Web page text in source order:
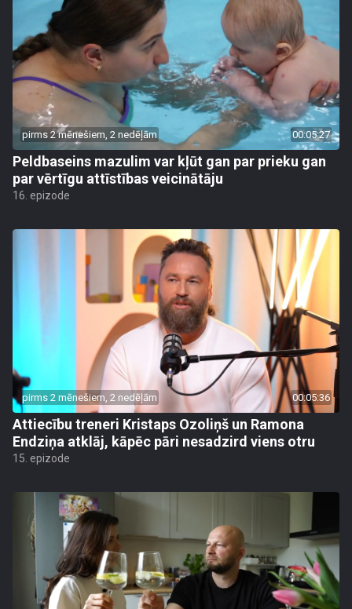
pirms 2 mēnešiem, 2 nedēļām 00:05:27
Peldbaseins mazulim var kļūt gan par prieku gan
par vērtīgu attīstības veicinātāju
16. epizode
pirms 2 mēnešiem, 2 nedēļām 00:05:36
Attiecību treneri Kristaps Ozoliņš un Ramona
Endziņa atklāj, kāpēc pāri nesadzird viens otru
15. epizode